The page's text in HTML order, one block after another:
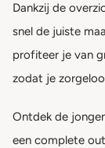
Dankzij de
snel de juiste
profiteer je van
zodat je
Ontdek de
een complete